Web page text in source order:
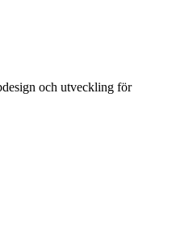
och utveckling för